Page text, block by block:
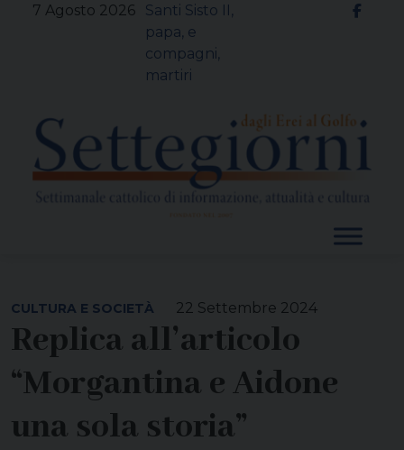
7 Agosto 2026
Santi Sisto II,
papa, e
compagni,
martiri
22 Settembre 2024
CULTURA E SOCIETÀ
Replica all’articolo
“Morgantina e Aidone
una sola storia”